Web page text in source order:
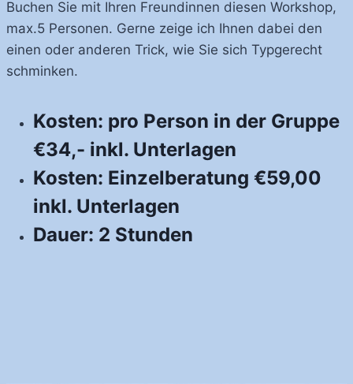
Buchen Sie mit Ihren Freundinnen diesen Workshop,
max.5 Personen. Gerne zeige ich Ihnen dabei den
einen oder anderen Trick, wie Sie sich Typgerecht
schminken.
Kosten: pro Person in der Gruppe
€34,- inkl. Unterlagen
Kosten: Einzelberatung €59,00
inkl. Unterlagen
Dauer: 2 Stunden